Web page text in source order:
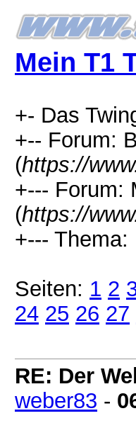
Mein T1
+- Das
+-- Forum:
(https://
+--- Forum:
(https://
+--- Thema:
Seiten: 1 2
24 25 26 27
RE: Der
weber83 -